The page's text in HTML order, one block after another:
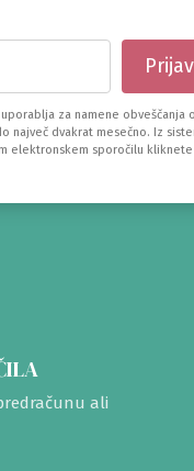
za namene obveščanja
največ dvakrat mesečno. Iz
elektronskem sporočilu kliknete
ali